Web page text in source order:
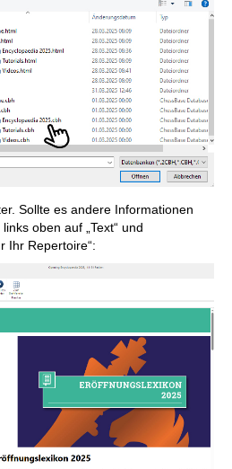
Sollte es andere Informationen
oben auf „Text“ und
Ihr Repertoire“: